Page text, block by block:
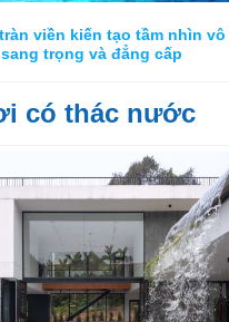
viền kiến tạo tầm nhìn
sang trọng và đẳng cấp
có thác nước